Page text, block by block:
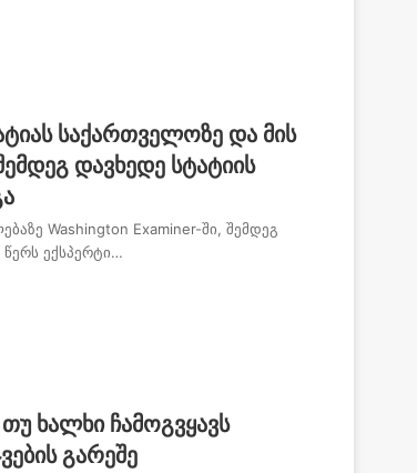
საქართველოზე და მის
დავხედე სტატიის
Washington Examiner-ში, შემდეგ
ექსპერტი…
ხალხი ჩამოგვყავს
გარეშე